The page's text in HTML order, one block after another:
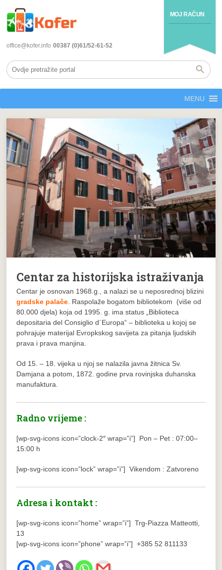
MOJ RAČUN
office@kofer.info 00387 (0)61/52-61-52
MENU
Centar za historijska istraživanja
Centar je osnovan 1968.g., a nalazi se u neposrednoj blizini
gradske palače . Raspolaže bogatom bibliotekom (više od
80.000 djela) koja od 1995. g. ima status „Biblioteca
depositaria del Consiglio d´Europa“ – biblioteka u kojoj se
pohrajuje materijal Evropkskog savijeta za pitanja ljudskih
prava i prava manjina.
Od 15. – 18. vijeka u njoj se nalazila javna žitnica Sv.
Damjana a potom, 1872. godine prva rovinjska duhanska
manufaktura.
Radno vrijeme :
[wp-svg-icons icon=”clock-2″ wrap=”i”] Pon – Pet : 07:00–
15:00 h
[wp-svg-icons icon=”lock” wrap=”i”] Vikendom : Zatvoreno
Adresa i kontakt :
[wp-svg-icons icon=”home” wrap=”i”] Trg-Piazza Matteotti,
13
[wp-svg-icons icon=”phone” wrap=”i”] +385 52 811133